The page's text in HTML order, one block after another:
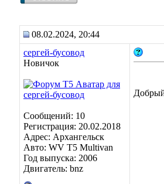
08.02.2024, 20:44
сергей-бусовод
Новичок
Сообщений: 10
Регистрация: 20.02.2018
Адрес: Архангельск
Авто: WV T5 Multivan
Год выпуска: 2006
Двигатель: bnz